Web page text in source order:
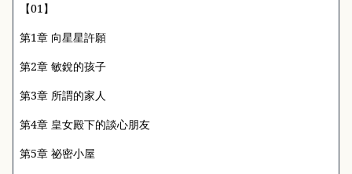
【01】
第1章 向星星許願
第2章 敏銳的孩子
第3章 所謂的家人
第4章 皇女殿下的談心朋友
第5章 祕密小屋